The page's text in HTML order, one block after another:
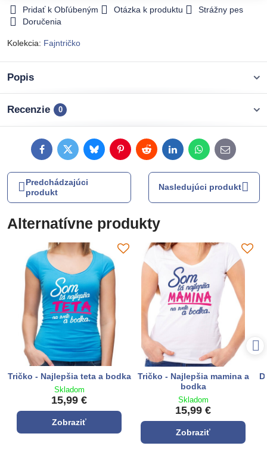
Pridať k Obľúbeným Otázka k produktu
Strážny pes
Doručenia
Kolekcia: Fajntričko
Popis
Recenzie 0
FacebookTwitterBlueskyPinterestRedditLinkedInWhatsApp
E-
mail
Predchádzajúci
produkt
Nasledujúci produkt
Alternatívne produkty
Tričko - Najlepšia teta a bodka
Skladom
15,99 €
Zobraziť
Tričko - Najlepšia mamina a
bodka
Skladom
15,99 €
Zobraziť